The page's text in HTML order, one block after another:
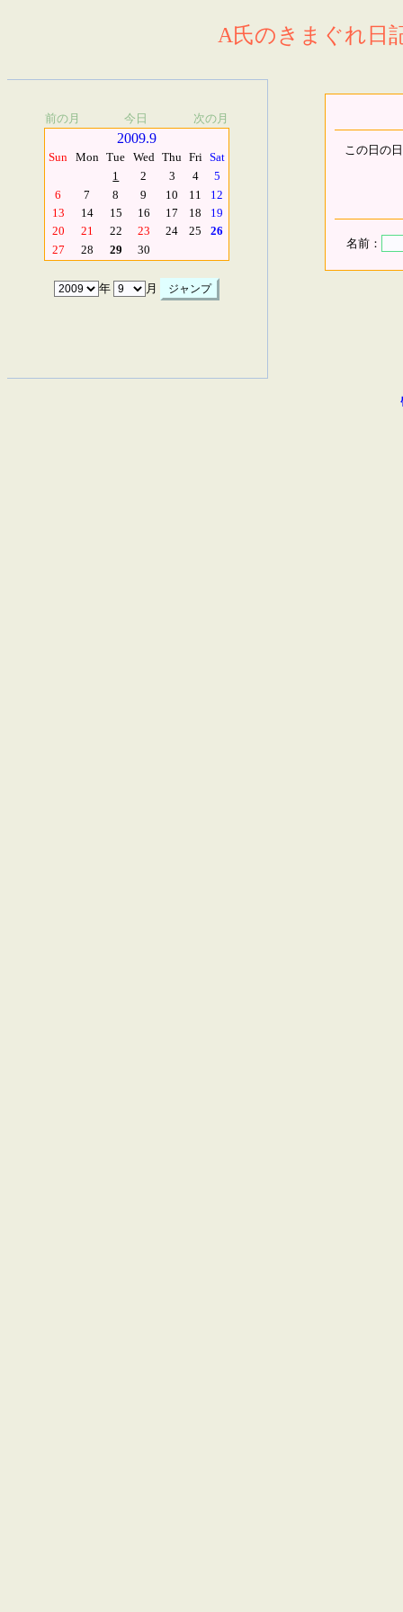
A氏のきまぐれ日
前の月 今日 次の月
2009.9
Sun Mon Tue Wed Thu Fri Sat
1
2 3 4
5
6
7 8 9 10 11
12
13
14 15 16 17 18
19
20
21 22 23 24 25
26
27
28 29 30
年 月
この日の
名前：